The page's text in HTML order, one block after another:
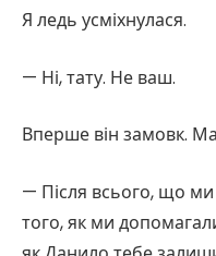
Я ледь усміхнулася.
— Ні, тату. Не ваш.
Вперше він замовк.
— Після всього, що
того, як ми